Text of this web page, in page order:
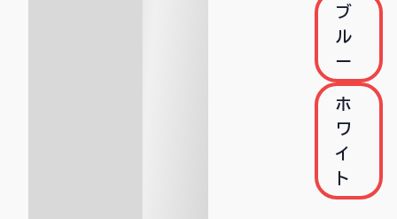
ブ
ル
ー
ホ
ワ
イ
ト